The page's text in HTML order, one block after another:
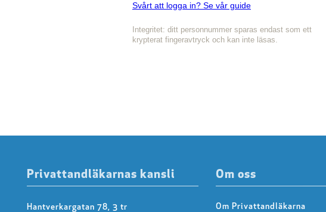
Svårt att logga in? Se vår guide
Integritet: ditt personnummer sparas endast som ett
krypterat fingeravtryck och kan inte läsas.
Privattandläkarnas kansli
Hantverkargatan 78, 3 tr
Om oss
Om Privattandläkarna